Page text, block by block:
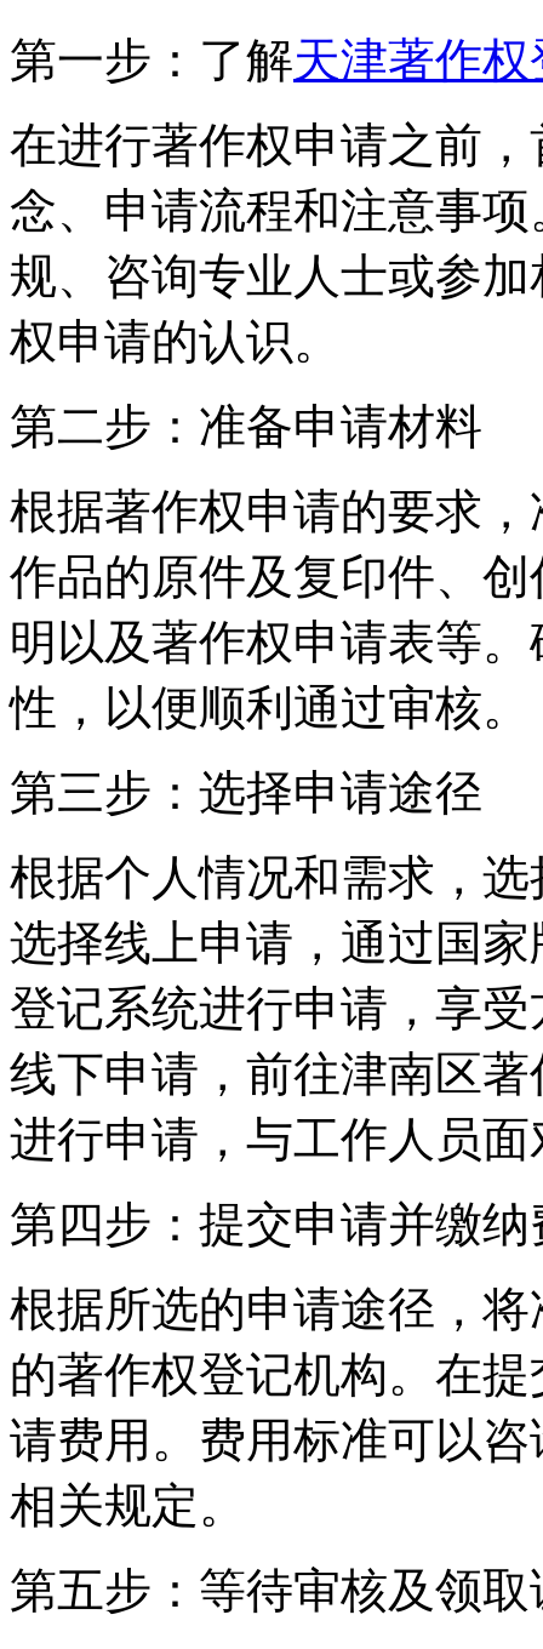
第一步：了解天津著作权
在进行著作权申请之前
念、申请流程和注意事
规、咨询专业人士或参
权申请的认识。
第二步：准备申请材料
根据著作权申请的要求
作品的原件及复印件、
明以及著作权申请表等
性，以便顺利通过审核。
第三步：选择申请途径
根据个人情况和需求，
选择线上申请，通过国
登记系统进行申请，享
线下申请，前往津南区
进行申请，与工作人员
第四步：提交申请并缴纳
根据所选的申请途径，
的著作权登记机构。在
请费用。费用标准可以
相关规定。
第五步：等待审核及领取